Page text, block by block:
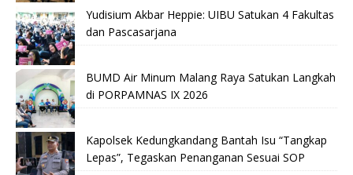
Yudisium Akbar Heppie: UIBU Satukan 4 Fakultas
dan Pascasarjana
BUMD Air Minum Malang Raya Satukan Langkah
di PORPAMNAS IX 2026
Kapolsek Kedungkandang Bantah Isu “Tangkap
Lepas”, Tegaskan Penanganan Sesuai SOP